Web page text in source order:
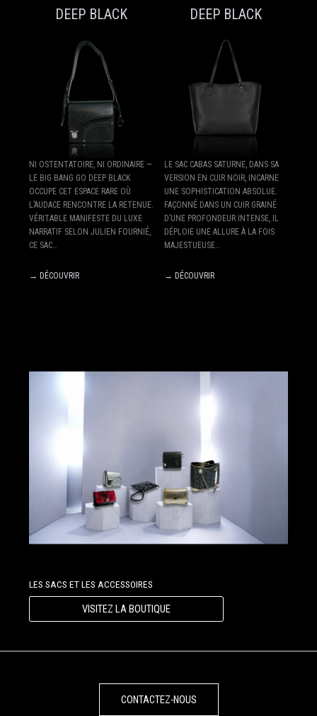
DEEP BLACK
NI OSTENTATOIRE, NI ORDINAIRE —
LE BIG BANG GO DEEP BLACK
OCCUPE CET ESPACE RARE OÙ
L’AUDACE RENCONTRE LA RETENUE.
VÉRITABLE MANIFESTE DU LUXE
NARRATIF SELON JULIEN FOURNIÉ,
CE SAC…
→ DÉCOUVRIR
DEEP BLACK
LE SAC CABAS SATURNE, DANS SA
VERSION EN CUIR NOIR, INCARNE
UNE SOPHISTICATION ABSOLUE.
FAÇONNÉ DANS UN CUIR GRAINÉ
D’UNE PROFONDEUR INTENSE, IL
DÉPLOIE UNE ALLURE À LA FOIS
MAJESTUEUSE…
→ DÉCOUVRIR
LES SACS ET LES ACCESSOIRES
VISITEZ LA BOUTIQUE
CONTACTEZ-NOUS